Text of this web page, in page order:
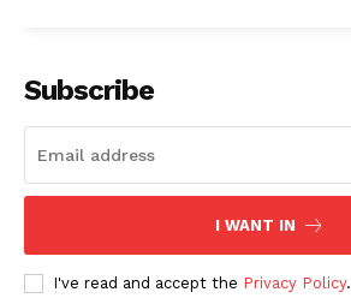
Subscribe
I WANT IN
I've read and accept the Privacy Policy.